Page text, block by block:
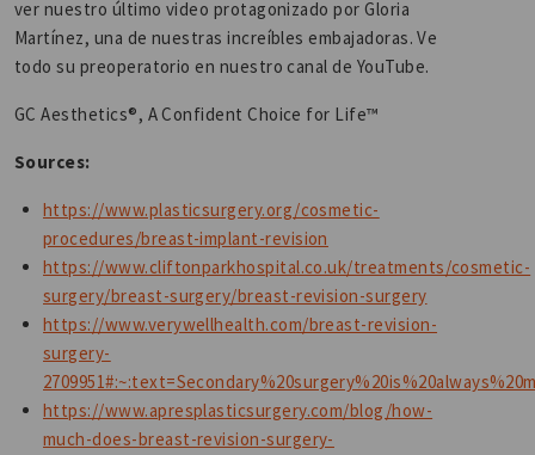
ver nuestro último video protagonizado por Gloria
Martínez, una de nuestras increíbles embajadoras. Ve
todo su preoperatorio en nuestro canal de YouTube.
GC Aesthetics®, A Confident Choice for Life™
Sources:
https://www.plasticsurgery.org/cosmetic-
procedures/breast-implant-revision
https://www.cliftonparkhospital.co.uk/treatments/cosmetic-
surgery/breast-surgery/breast-revision-surgery
https://www.verywellhealth.com/breast-revision-
surgery-
https://www.apresplasticsurgery.com/blog/how-
much-does-breast-revision-surgery-